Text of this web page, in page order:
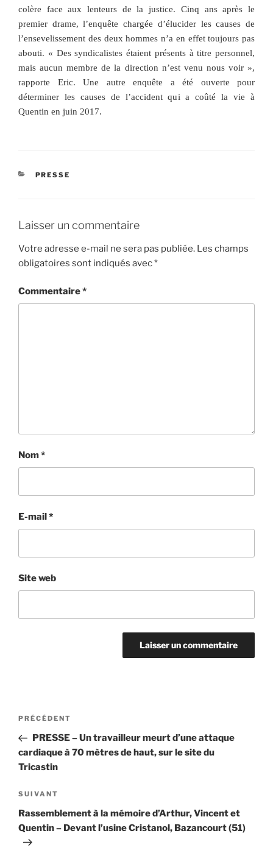
colère face aux lenteurs de la justice. Cinq ans après le
premier drame, l’enquête chargée d’élucider les causes de
l’ensevelissement des deux hommes n’a en effet toujours pas
abouti. « Des syndicalistes étaient présents à titre personnel,
mais aucun membre de la direction n’est venu nous voir »,
rapporte Eric. Une autre enquête a été ouverte pour
déterminer les causes de l’accident qui a coûté la vie à
Quentin en juin 2017.
CATÉGORIES
PRESSE
Laisser un commentaire
Votre adresse e-mail ne sera pas publiée. Les champs
obligatoires sont indiqués avec*
Commentaire*
Nom*
E-mail*
Site web
Navigation
l’article
Article
précédent
PRÉCÉDENT
PRESSE – Un travailleur meurt d’une attaque
cardiaque à 70 mètres de haut, sur le site du
Tricastin
Article
suivant
SUIVANT
Rassemblement à la mémoire d’Arthur, Vincent et
Quentin – Devant l’usine Cristanol, Bazancourt (51)